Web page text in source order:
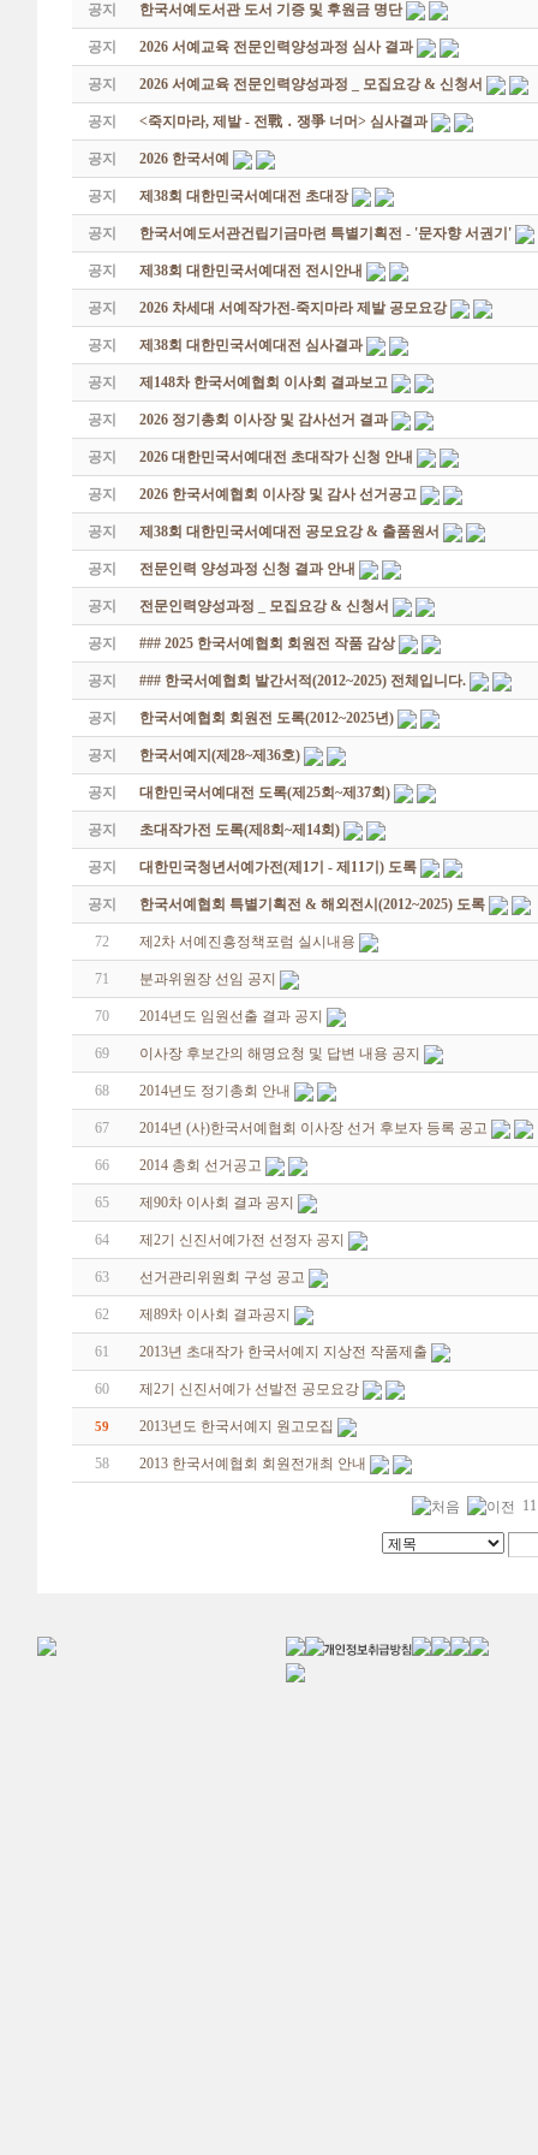
공지 한국서예도서관 도서 기증 및 후원금 명단
공지 2026 서예교육 전문인력양성과정 심사 결과
공지 2026 서예교육 전문인력양성과정 _ 모집요강 & 신청서
공지 <죽지마라, 제발 - 전戰 ․ 쟁爭 너머> 심사결과
공지 2026 한국서예
공지 제38회 대한민국서예대전 초대장
공지 한국서예도서관건립기금마련 특별기획전 - '문자향 서권기'
공지 제38회 대한민국서예대전 전시안내
공지 2026 차세대 서예작가전-죽지마라 제발 공모요강
공지 제38회 대한민국서예대전 심사결과
공지 제148차 한국서예협회 이사회 결과보고
공지 2026 정기총회 이사장 및 감사선거 결과
공지 2026 대한민국서예대전 초대작가 신청 안내
공지 2026 한국서예협회 이사장 및 감사 선거공고
공지 제38회 대한민국서예대전 공모요강 & 출품원서
공지 전문인력 양성과정 신청 결과 안내
공지 전문인력양성과정 _ 모집요강 & 신청서
공지 ### 2025 한국서예협회 회원전 작품 감상
공지 ### 한국서예협회 발간서적(2012~2025) 전체입니다.
공지 한국서예협회 회원전 도록(2012~2025년)
공지 한국서예지(제28~제36호)
공지 대한민국서예대전 도록(제25회~제37회)
공지 초대작가전 도록(제8회~제14회)
공지 대한민국청년서예가전(제1기 - 제11기) 도록
공지 한국서예협회 특별기획전 & 해외전시(2012~2025) 도록
72 제2차 서예진흥정책포럼 실시내용
71 분과위원장 선임 공지
70 2014년도 임원선출 결과 공지
69 이사장 후보간의 해명요청 및 답변 내용 공지
68 2014년도 정기총회 안내
67 2014년 (사)한국서예협회 이사장 선거 후보자 등록 공고
66 2014 총회 선거공고
65 제90차 이사회 결과 공지
64 제2기 신진서예가전 선정자 공지
63 선거관리위원회 구성 공고
62 제89차 이사회 결과공지
61 2013년 초대작가 한국서예지 지상전 작품제출
60 제2기 신진서예가 선발전 공모요강
59 2013년도 한국서예지 원고모집
58 2013 한국서예협회 회원전개최 안내
11